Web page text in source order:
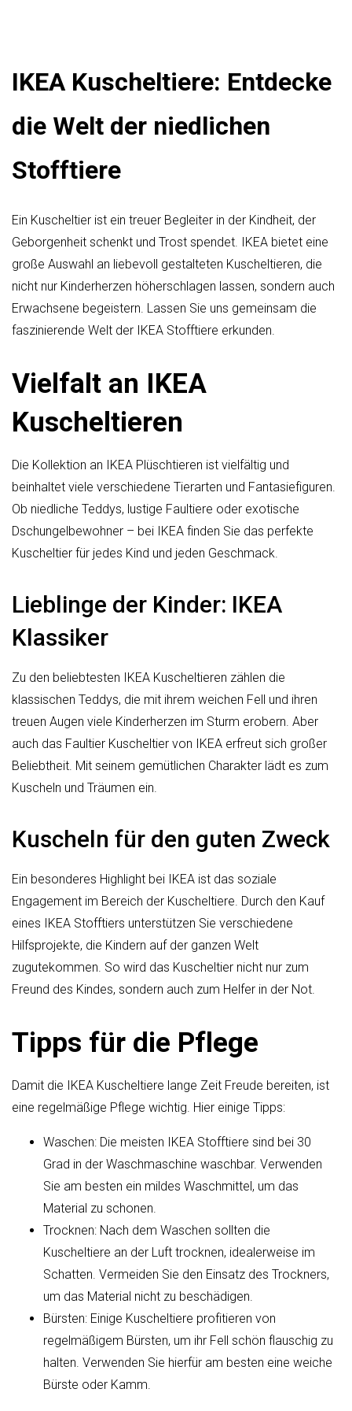
IKEA Kuscheltiere: Entdecke
die Welt der niedlichen
Stofftiere
Ein Kuscheltier ist ein treuer Begleiter in der Kindheit, der
Geborgenheit schenkt und Trost spendet. IKEA bietet eine
große Auswahl an liebevoll gestalteten Kuscheltieren, die
nicht nur Kinderherzen höherschlagen lassen, sondern auch
Erwachsene begeistern. Lassen Sie uns gemeinsam die
faszinierende Welt der IKEA Stofftiere erkunden.
Vielfalt an IKEA
Kuscheltieren
Die Kollektion an IKEA Plüschtieren ist vielfältig und
beinhaltet viele verschiedene Tierarten und Fantasiefiguren.
Ob niedliche Teddys, lustige Faultiere oder exotische
Dschungelbewohner – bei IKEA finden Sie das perfekte
Kuscheltier für jedes Kind und jeden Geschmack.
Lieblinge der Kinder: IKEA
Klassiker
Zu den beliebtesten IKEA Kuscheltieren zählen die
klassischen Teddys, die mit ihrem weichen Fell und ihren
treuen Augen viele Kinderherzen im Sturm erobern. Aber
auch das Faultier Kuscheltier von IKEA erfreut sich großer
Beliebtheit. Mit seinem gemütlichen Charakter lädt es zum
Kuscheln und Träumen ein.
Kuscheln für den guten Zweck
Ein besonderes Highlight bei IKEA ist das soziale
Engagement im Bereich der Kuscheltiere. Durch den Kauf
eines IKEA Stofftiers unterstützen Sie verschiedene
Hilfsprojekte, die Kindern auf der ganzen Welt
zugutekommen. So wird das Kuscheltier nicht nur zum
Freund des Kindes, sondern auch zum Helfer in der Not.
Tipps für die Pflege
Damit die IKEA Kuscheltiere lange Zeit Freude bereiten, ist
eine regelmäßige Pflege wichtig. Hier einige Tipps:
Waschen: Die meisten IKEA Stofftiere sind bei 30
Grad in der Waschmaschine waschbar. Verwenden
Sie am besten ein mildes Waschmittel, um das
Material zu schonen.
Trocknen: Nach dem Waschen sollten die
Kuscheltiere an der Luft trocknen, idealerweise im
Schatten. Vermeiden Sie den Einsatz des Trockners,
um das Material nicht zu beschädigen.
Bürsten: Einige Kuscheltiere profitieren von
regelmäßigem Bürsten, um ihr Fell schön flauschig zu
halten. Verwenden Sie hierfür am besten eine weiche
Bürste oder Kamm.